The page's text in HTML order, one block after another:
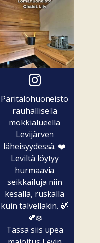
Paritalohuoneisto
rauhallisella
mökkialueella
Levijärven
läheisyydessä. ❤️
Leviltä löytyy
hurmaavia
seikkailuja niin
kesällä, ruskalla
kuin talvellakin. 🍃
🍂❄️
Tässä siis upea